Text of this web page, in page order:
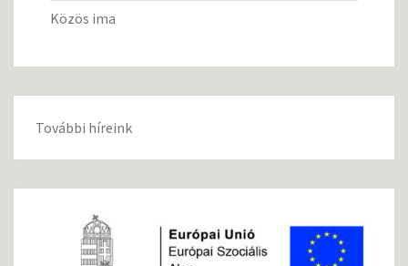
Közös ima
További híreink